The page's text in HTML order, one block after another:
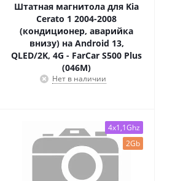
Штатная магнитола для Kia
Cerato 1 2004-2008
(кондиционер, аварийка
внизу) на Android 13,
QLED/2K, 4G - FarCar S500 Plus
(046M)
Нет в наличии
4x1,1Ghz
2Gb